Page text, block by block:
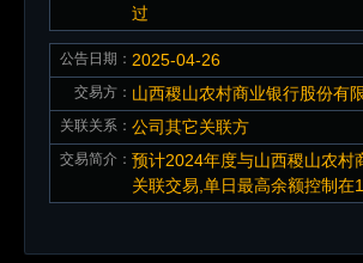
过
公告日期： 2025-04-26
交易方： 山西稷山农村商业银行股份有
关联关系： 公司其它关联方
交易简介： 预计2024年度与山西稷山农村
关联交易,单日最高余额控制